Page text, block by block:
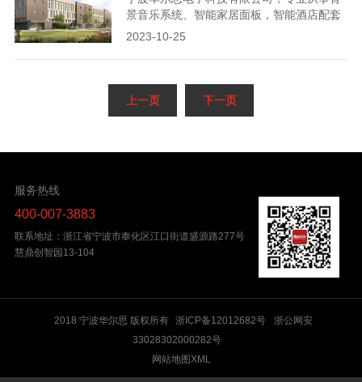
景音乐系统、智能家居面板，智能酒店配套
控制面板的研发生产。
2023-10-25
服务热线
400-007-3883
联系地址：浙江省宁波市奉化区江口街道盛源路277号
慧鼎创智园13-104
2018 宁波华尔思 版权所有 浙ICP备12012682号
浙公网安
33028302000282号
网站地图XML